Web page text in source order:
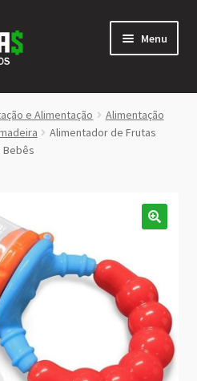
Menu
e Alimentação
Alimentação
Alimentador de Frutas
Bebês